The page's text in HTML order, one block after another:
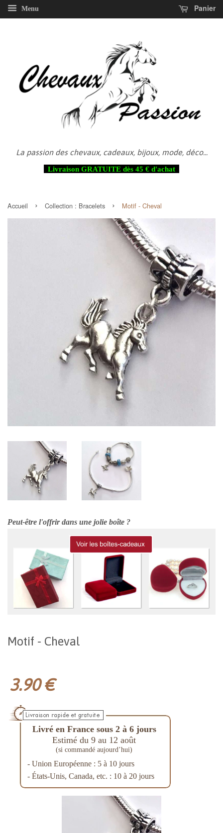
Menu Panier
La passion des chevaux, cadeaux, bijoux, mode, déco...
Livraison GRATUITE dès 45 € d'achat
Accueil › Collection : Bracelets › Motif - Cheval
Peut-être l'offrir dans une jolie boîte ?
Motif - Cheval
3.90 €
Livré en France sous 2 à 6 jours
Estimé du 9 au 12 août
(si commandé aujourd’hui)
- Union Européenne : 5 à 10 jours
- États-Unis, Canada, etc. : 10 à 20 jours